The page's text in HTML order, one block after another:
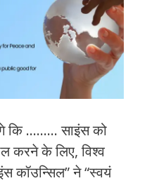
कि ……… साइंस को
करने के लिए, विश्व
कॉउन्सिल” ने “स्वयं